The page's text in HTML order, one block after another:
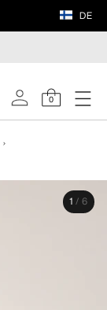
DE
0
1 / 6